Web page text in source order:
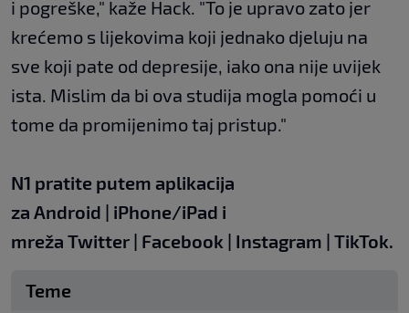
i pogreške," kaže Hack. "To je upravo zato jer
krećemo s lijekovima koji jednako djeluju na
sve koji pate od depresije, iako ona nije uvijek
ista. Mislim da bi ova studija mogla pomoći u
tome da promijenimo taj pristup."
N1 pratite putem aplikacija
za Android | iPhone/iPad i
mreža Twitter | Facebook | Instagram | TikTok.
Teme